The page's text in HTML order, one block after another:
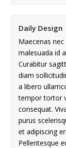
Daily Design
Maecenas
malesuada id
Curabitur
diam
a libero
tempor tortor
consequat.
purus
et adipiscing
Pellentesque